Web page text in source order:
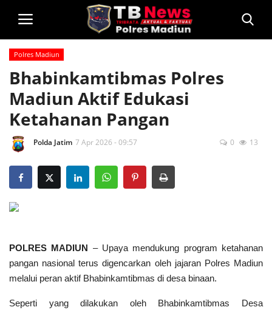
Login
Home
Profil
Kontak
Polsek Jajaran
Layanan Masyarakat
Polres Madiun
Bhabinkamtibmas Polres
Madiun Aktif Edukasi
Ketahanan Pangan
Polda Jatim 7 Apr 2026 - 09:57 0 13
POLRES MADIUN – Upaya mendukung program ketahanan
pangan nasional terus digencarkan oleh jajaran Polres Madiun
melalui peran aktif Bhabinkamtibmas di desa binaan.
Seperti yang dilakukan oleh Bhabinkamtibmas Desa